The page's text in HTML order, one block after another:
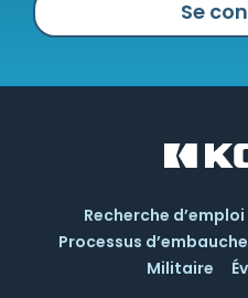
Se
Recherche d’emploi
Processus d’embauche
Militaire